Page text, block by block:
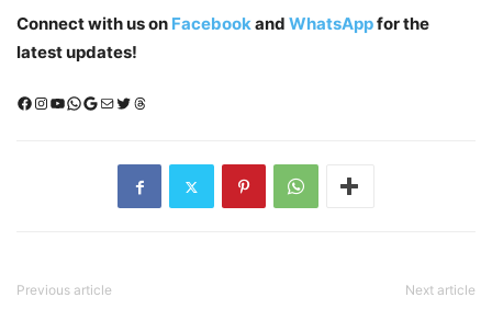
Connect with us on Facebookand WhatsAppfor the
latest updates!
Facebook
Instagram
YouTube
WhatsApp
Google
MailX (Twitter)
Threads
Previous article Next article